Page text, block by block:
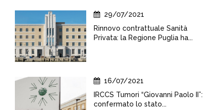
29/07/2021
Rinnovo contrattuale Sanità
Privata: la Regione Puglia ha...
16/07/2021
IRCCS Tumori “Giovanni Paolo II”:
confermato lo stato...